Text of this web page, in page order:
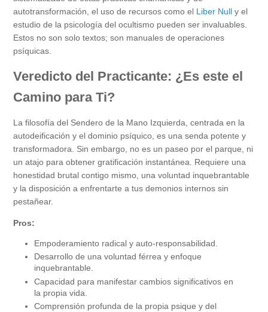
autotransformación, el uso de recursos como el Liber Null y el
estudio de la psicología del ocultismo pueden ser invaluables.
Estos no son solo textos; son manuales de operaciones
psíquicas.
Veredicto del Practicante: ¿Es este el
Camino para Ti?
La filosofía del Sendero de la Mano Izquierda, centrada en la
autodeificación y el dominio psíquico, es una senda potente y
transformadora. Sin embargo, no es un paseo por el parque, ni
un atajo para obtener gratificación instantánea. Requiere una
honestidad brutal contigo mismo, una voluntad inquebrantable
y la disposición a enfrentarte a tus demonios internos sin
pestañear.
Pros:
Empoderamiento radical y auto-responsabilidad.
Desarrollo de una voluntad férrea y enfoque
inquebrantable.
Capacidad para manifestar cambios significativos en
la propia vida.
Comprensión profunda de la propia psique y del